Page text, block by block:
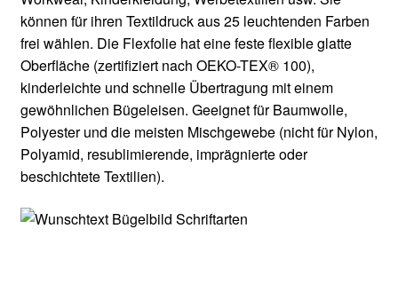
können für ihren Textildruck aus 25 leuchtenden Farben
frei wählen. Die Flexfolie hat eine feste flexible glatte
Oberfläche (zertifiziert nach OEKO-TEX® 100),
kinderleichte und schnelle Übertragung mit einem
gewöhnlichen Bügeleisen. Geeignet für Baumwolle,
Polyester und die meisten Mischgewebe (nicht für Nylon,
Polyamid, resublimierende, imprägnierte oder
beschichtete Textilien).